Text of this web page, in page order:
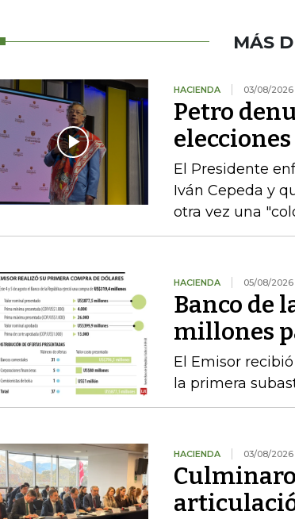
MÁS
HACIENDA 03/08/2026
Petro
El Presidente
Iván Cepeda y
otra vez una
HACIENDA 05/08/2026
Banco de
millones
El Emisor
la primera
HACIENDA 03/08/2026